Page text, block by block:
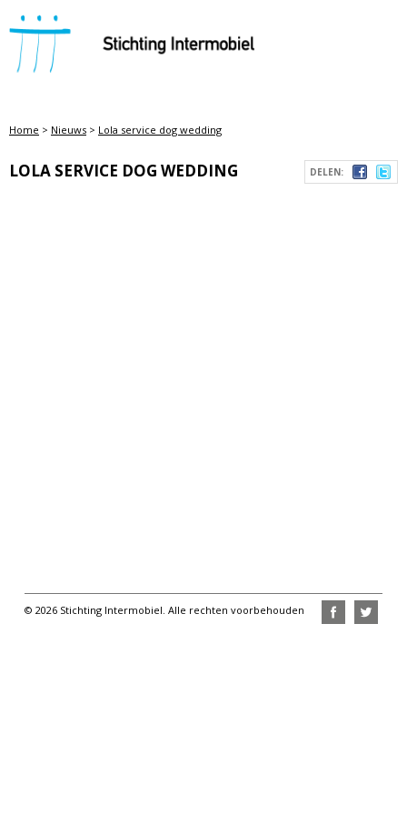
STICHTING INTERMOBIEL
Home > Nieuws > Lola service dog wedding
DELEN:
LOLA SERVICE DOG WEDDING
© 2026 Stichting Intermobiel. Alle rechten voorbehouden